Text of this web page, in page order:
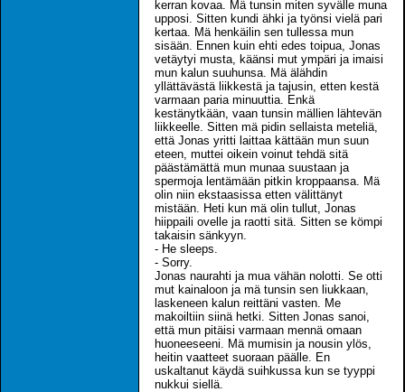
kerran kovaa. Mä tunsin miten syvälle muna
upposi. Sitten kundi ähki ja työnsi vielä pari
kertaa. Mä henkäilin sen tullessa mun
sisään. Ennen kuin ehti edes toipua, Jonas
vetäytyi musta, käänsi mut ympäri ja imaisi
mun kalun suuhunsa. Mä älähdin
yllättävästä liikkestä ja tajusin, etten kestä
varmaan paria minuuttia. Enkä
kestänytkään, vaan tunsin mällien lähtevän
liikkeelle. Sitten mä pidin sellaista meteliä,
että Jonas yritti laittaa kättään mun suun
eteen, muttei oikein voinut tehdä sitä
päästämättä mun munaa suustaan ja
spermoja lentämään pitkin kroppaansa. Mä
olin niin ekstaasissa etten välittänyt
mistään. Heti kun mä olin tullut, Jonas
hiippaili ovelle ja raotti sitä. Sitten se kömpi
takaisin sänkyyn.
- He sleeps.
- Sorry.
Jonas naurahti ja mua vähän nolotti. Se otti
mut kainaloon ja mä tunsin sen liukkaan,
laskeneen kalun reittäni vasten. Me
makoiltiin siinä hetki. Sitten Jonas sanoi,
että mun pitäisi varmaan mennä omaan
huoneeseeni. Mä mumisin ja nousin ylös,
heitin vaatteet suoraan päälle. En
uskaltanut käydä suihkussa kun se tyyppi
nukkui siellä.